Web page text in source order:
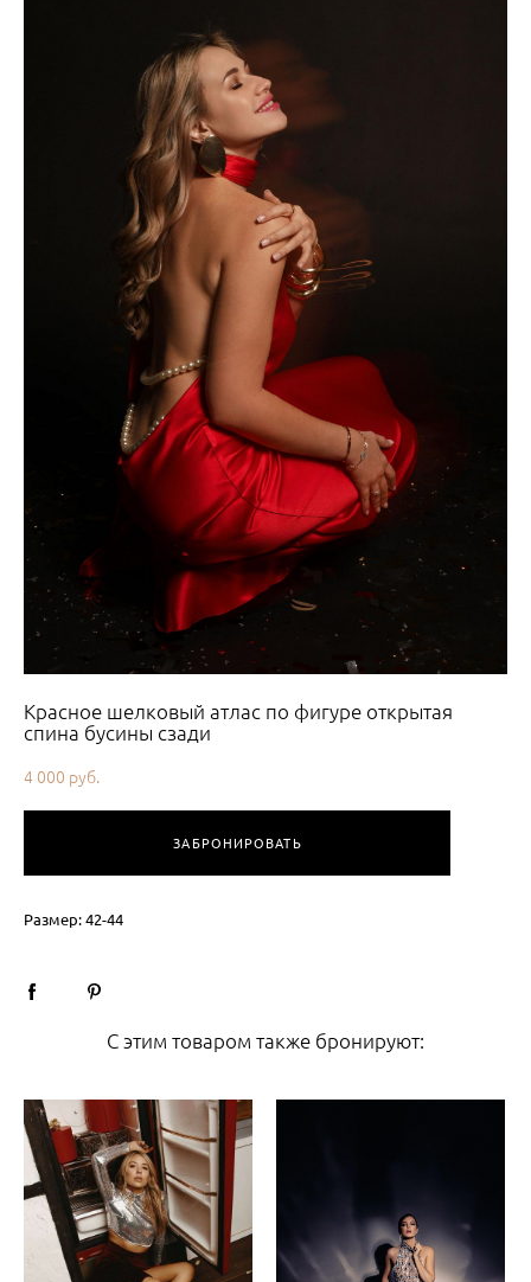
Красное шелковый атлас по фигуре открытая
спина бусины сзади
4 000 pуб.
ЗАБРОНИРОВАТЬ
Размер: 42-44
С этим товаром также бронируют: